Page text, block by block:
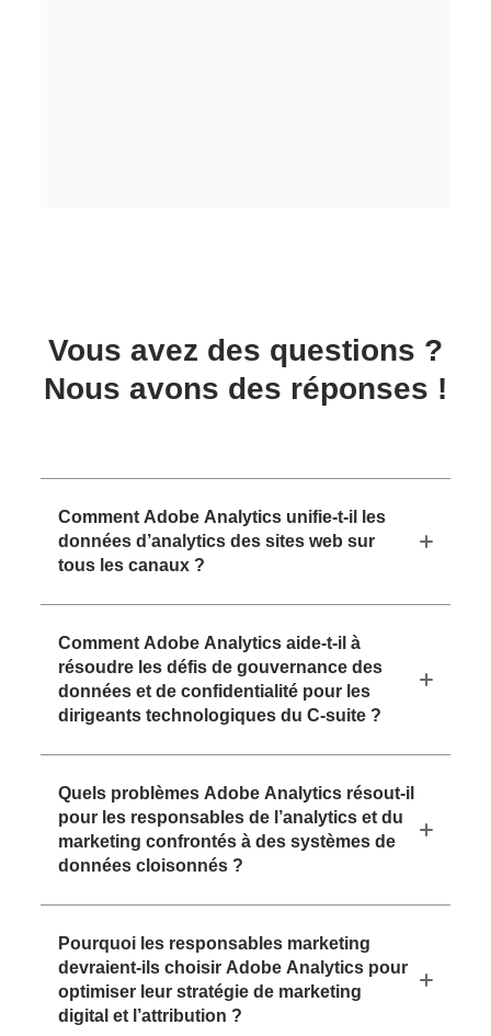
Vous avez des questions ?
Nous avons des réponses !
Comment Adobe Analytics unifie-t-il les
données d’analytics des sites web sur
tous les canaux ?
Comment Adobe Analytics aide-t-il à
résoudre les défis de gouvernance des
données et de confidentialité pour les
dirigeants technologiques du C-suite ?
Quels problèmes Adobe Analytics résout-il
pour les responsables de l’analytics et du
marketing confrontés à des systèmes de
données cloisonnés ?
Pourquoi les responsables marketing
devraient-ils choisir Adobe Analytics pour
optimiser leur stratégie de marketing
digital et l’attribution ?